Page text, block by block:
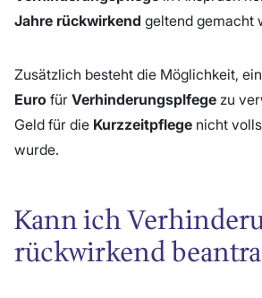
Jahre rückwirkend geltend gemacht
Zusätzlich besteht die Möglichkeit,
Euro für Verhinderungsplfege zu
Geld für die Kurzzeitpflege nicht
wurde.
Kann ich
rückwirkend